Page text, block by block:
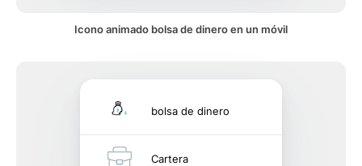
Icono animado bolsa de dinero en un móvil
bolsa de dinero
Cartera